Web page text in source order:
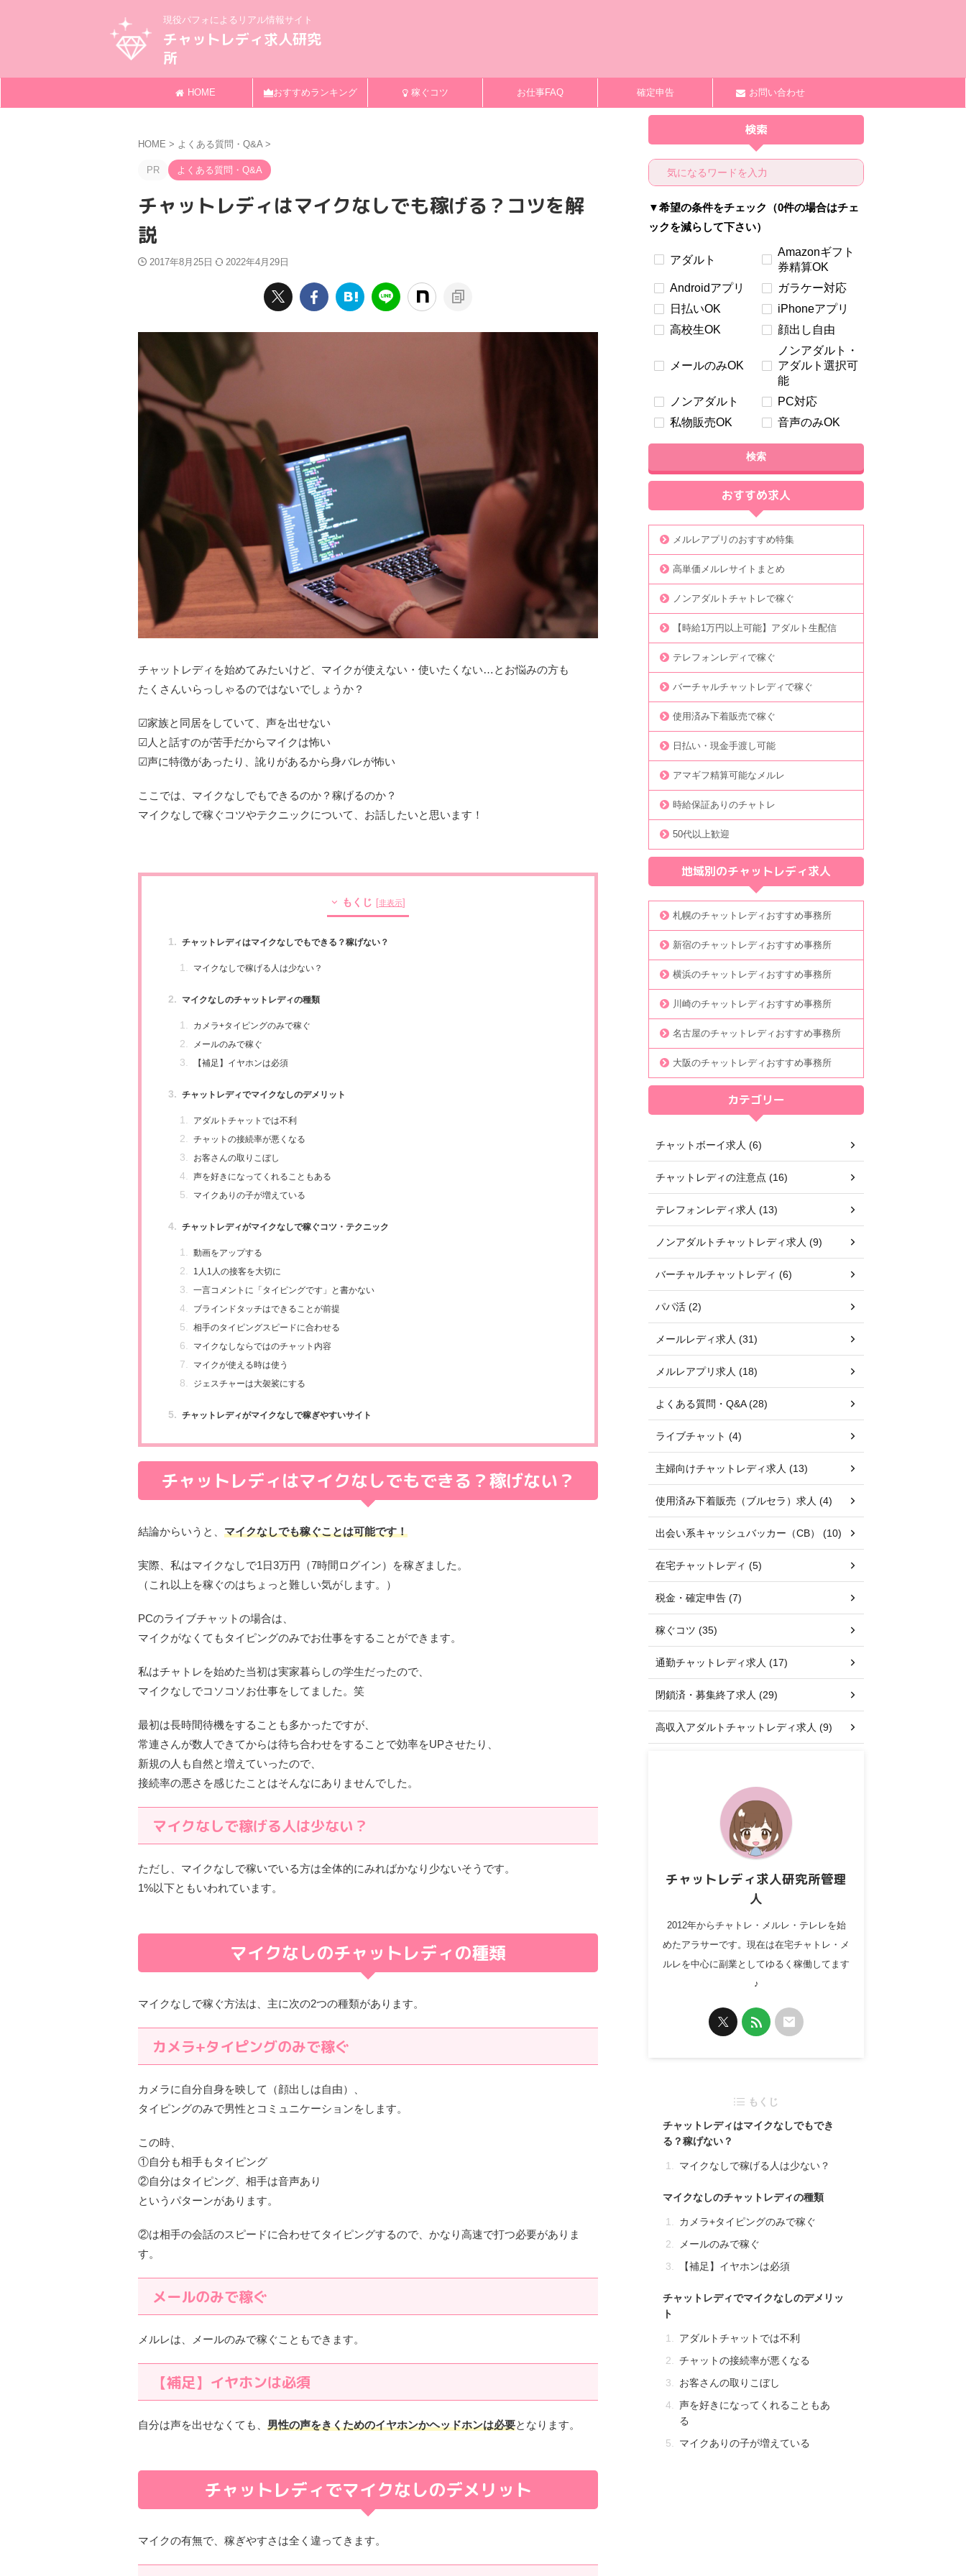
現役パフォによるリアル情報サイト
チャットレディ求人研究
所
HOME おすすめランキング 稼ぐコツ お仕事FAQ 確定申告 お問い合わせ
HOME > よくある質問・Q&A >
PR よくある質問・Q&A
チャットレディはマイクなしでも稼げる？コツを解
説
2017年8月25日 2022年4月29日
チャットレディを始めてみたいけど、マイクが使えない・使いたくない…とお悩みの方も
たくさんいらっしゃるのではないでしょうか？
☑家族と同居をしていて、声を出せない
☑人と話すのが苦手だからマイクは怖い
☑声に特徴があったり、訛りがあるから身バレが怖い
ここでは、マイクなしでもできるのか？稼げるのか？
マイクなしで稼ぐコツやテクニックについて、お話したいと思います！
もくじ 非表示
チャットレディはマイクなしでもできる？稼げない？
マイクなしで稼げる人は少ない？
マイクなしのチャットレディの種類
カメラ+タイピングのみで稼ぐ
メールのみで稼ぐ
【補足】イヤホンは必須
チャットレディでマイクなしのデメリット
アダルトチャットでは不利
チャットの接続率が悪くなる
お客さんの取りこぼし
声を好きになってくれることもある
マイクありの子が増えている
チャットレディがマイクなしで稼ぐコツ・テクニック
動画をアップする
1人1人の接客を大切に
一言コメントに「タイピングです」と書かない
ブラインドタッチはできることが前提
相手のタイピングスピードに合わせる
マイクなしならではのチャット内容
マイクが使える時は使う
ジェスチャーは大袈裟にする
チャットレディがマイクなしで稼ぎやすいサイト
チャットレディはマイクなしでもできる？稼げない？
結論からいうと、 マイクなしでも稼ぐことは可能です！
実際、私はマイクなしで1日3万円（7時間ログイン）を稼ぎました。
（これ以上を稼ぐのはちょっと難しい気がします。）
PCのライブチャットの場合は、
マイクがなくてもタイピングのみでお仕事をすることができます。
私はチャトレを始めた当初は実家暮らしの学生だったので、
マイクなしでコソコソお仕事をしてました。笑
最初は長時間待機をすることも多かったですが、
常連さんが数人できてからは待ち合わせをすることで効率をUPさせたり、
新規の人も自然と増えていったので、
接続率の悪さを感じたことはそんなにありませんでした。
マイクなしで稼げる人は少ない？
ただし、マイクなしで稼いでいる方は全体的にみればかなり少ないそうです。
1%以下ともいわれています。
マイクなしのチャットレディの種類
マイクなしで稼ぐ方法は、主に次の2つの種類があります。
カメラ+タイピングのみで稼ぐ
カメラに自分自身を映して（顔出しは自由）、
タイピングのみで男性とコミュニケーションをします。
この時、
①自分も相手もタイピング
②自分はタイピング、相手は音声あり
というパターンがあります。
②は相手の会話のスピードに合わせてタイピングするので、かなり高速で打つ必要がありま
す。
メールのみで稼ぐ
メルレは、メールのみで稼ぐこともできます。
【補足】イヤホンは必須
自分は声を出せなくても、 男性の声をきくためのイヤホンかヘッドホンは必要となります。
チャットレディでマイクなしのデメリット
マイクの有無で、稼ぎやすさは全く違ってきます。
検索
▼希望の条件をチェック（0件の場合はチェ
ックを減らして下さい）
アダルト
Amazonギフト
券精算OK
Androidアプリ
ガラケー対応
日払いOK
iPhoneアプリ
高校生OK
顔出し自由
メールのみOK
ノンアダルト・
アダルト選択可
能
ノンアダルト
PC対応
私物販売OK
音声のみOK
検索
おすすめ求人
メルレアプリのおすすめ特集
高単価メルレサイトまとめ
ノンアダルトチャトレで稼ぐ
【時給1万円以上可能】アダルト生配信
テレフォンレディで稼ぐ
バーチャルチャットレディで稼ぐ
使用済み下着販売で稼ぐ
日払い・現金手渡し可能
アマギフ精算可能なメルレ
時給保証ありのチャトレ
50代以上歓迎
地域別のチャットレディ求人
札幌のチャットレディおすすめ事務所
新宿のチャットレディおすすめ事務所
横浜のチャットレディおすすめ事務所
川崎のチャットレディおすすめ事務所
名古屋のチャットレディおすすめ事務所
大阪のチャットレディおすすめ事務所
カテゴリー
チャットボーイ求人 (6)
チャットレディの注意点 (16)
テレフォンレディ求人 (13)
ノンアダルトチャットレディ求人 (9)
バーチャルチャットレディ (6)
パパ活 (2)
メールレディ求人 (31)
メルレアプリ求人 (18)
よくある質問・Q&A (28)
ライブチャット (4)
主婦向けチャットレディ求人 (13)
使用済み下着販売（ブルセラ）求人 (4)
出会い系キャッシュバッカー（CB） (10)
在宅チャットレディ (5)
税金・確定申告 (7)
稼ぐコツ (35)
通勤チャットレディ求人 (17)
閉鎖済・募集終了求人 (29)
高収入アダルトチャットレディ求人 (9)
チャットレディ求人研究所管理
人
2012年からチャトレ・メルレ・テレレを始
めたアラサーです。現在は在宅チャトレ・メ
ルレを中心に副業としてゆるく稼働してます
♪
もくじ
チャットレディはマイクなしでもでき
る？稼げない？
マイクなしで稼げる人は少ない？
マイクなしのチャットレディの種類
カメラ+タイピングのみで稼ぐ
メールのみで稼ぐ
【補足】イヤホンは必須
チャットレディでマイクなしのデメリッ
ト
アダルトチャットでは不利
チャットの接続率が悪くなる
お客さんの取りこぼし
声を好きになってくれることもあ
る
マイクありの子が増えている